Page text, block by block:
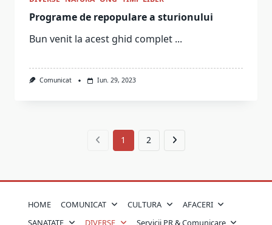
Programe de repopulare a sturionului
Bun venit la acest ghid complet ...
Comunicat Iun. 29, 2023
1 2
HOME COMUNICAT CULTURA
AFACERI
SANATATE
DIVERSE Servicii PR & Comunicare